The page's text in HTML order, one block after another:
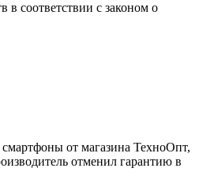
в соответствии с законом о
от магазина ТехноОпт,
отменил гарантию в